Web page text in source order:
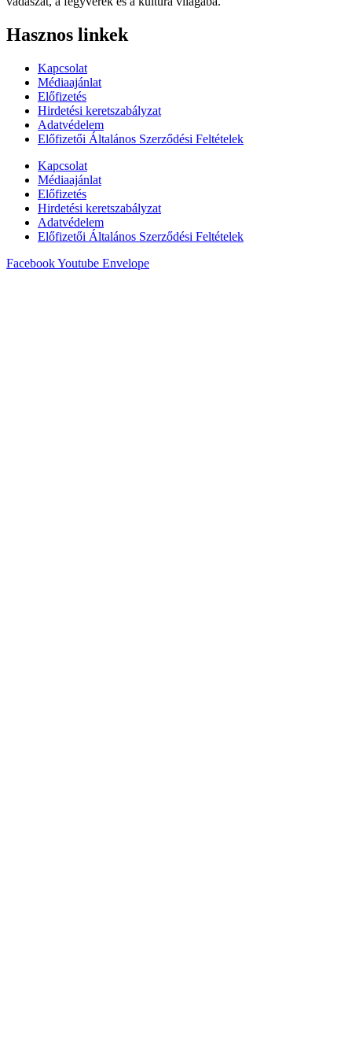
Hasznos linkek
Kapcsolat
Médiaajánlat
Előfizetés
Hirdetési keretszabályzat
Adatvédelem
Előfizetői Általános Szerződési Feltételek
Kapcsolat
Médiaajánlat
Előfizetés
Hirdetési keretszabályzat
Adatvédelem
Előfizetői Általános Szerződési Feltételek
FacebookYoutube Envelope